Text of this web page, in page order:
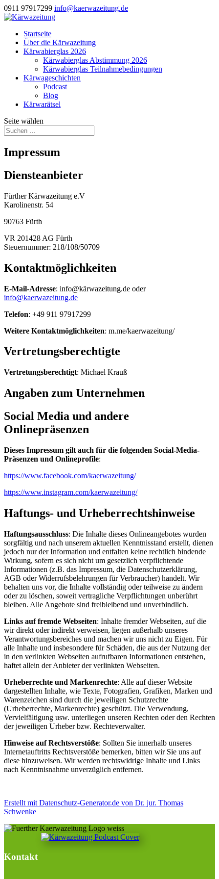
0911 97917299 info@kaerwazeitung.de
Startseite
Über die Kärwazeitung
Kärwabierglas 2026
Kärwabierglas Abstimmung 2026
Kärwabierglas Teilnahmebedingungen
Kärwageschichten
Podcast
Blog
Kärwarätsel
Seite wählen
Impressum
Diensteanbieter
Fürther Kärwazeitung e.V
Karolinenstr. 54
90763 Fürth
VR 201428 AG Fürth
Steuernummer: 218/108/50709
Kontaktmöglichkeiten
E-Mail-Adresse: info@kärwazeitung.de oder
info@kaerwazeitung.de
Telefon: +49 911 97917299
Weitere Kontaktmöglichkeiten: m.me/kaerwazeitung/
Vertretungsberechtigte
Vertretungsberechtigt: Michael Krauß
Angaben zum Unternehmen
Social Media und andere
Onlinepräsenzen
Dieses Impressum gilt auch für die folgenden Social-Media-
Präsenzen und Onlineprofile:
https://www.facebook.com/kaerwazeitung/
https://www.instagram.com/kaerwazeitung/
Haftungs- und Urheberrechtshinweise
Haftungsausschluss: Die Inhalte dieses Onlineangebotes wurden
sorgfältig und nach unserem aktuellen Kenntnisstand erstellt, dienen
jedoch nur der Information und entfalten keine rechtlich bindende
Wirkung, sofern es sich nicht um gesetzlich verpflichtende
Informationen (z.B. das Impressum, die Datenschutzerklärung,
AGB oder Widerrufsbelehrungen für Verbraucher) handelt. Wir
behalten uns vor, die Inhalte vollständig oder teilweise zu ändern
oder zu löschen, soweit vertragliche Verpflichtungen unberührt
bleiben. Alle Angebote sind freibleibend und unverbindlich.
Links auf fremde Webseiten: Inhalte fremder Webseiten, auf die
wir direkt oder indirekt verweisen, liegen außerhalb unseres
Verantwortungsbereiches und machen wir uns nicht zu Eigen. Für
alle Inhalte und insbesondere für Schäden, die aus der Nutzung der
in den verlinkten Webseiten aufrufbaren Informationen entstehen,
haftet allein der Anbieter der verlinkten Webseiten.
Urheberrechte und Markenrechte: Alle auf dieser Website
dargestellten Inhalte, wie Texte, Fotografien, Grafiken, Marken und
Warenzeichen sind durch die jeweiligen Schutzrechte
(Urheberrechte, Markenrechte) geschützt. Die Verwendung,
Vervielfältigung usw. unterliegen unseren Rechten oder den Rechten
der jeweiligen Urheber bzw. Rechteverwalter.
Hinweise auf Rechtsverstöße: Sollten Sie innerhalb unseres
Internetauftritts Rechtsverstöße bemerken, bitten wir Sie uns auf
diese hinzuweisen. Wir werden rechtswidrige Inhalte und Links
nach Kenntnisnahme unverzüglich entfernen.
Erstellt mit Datenschutz-Generator.de von Dr. jur. Thomas
Schwenke
Kontakt